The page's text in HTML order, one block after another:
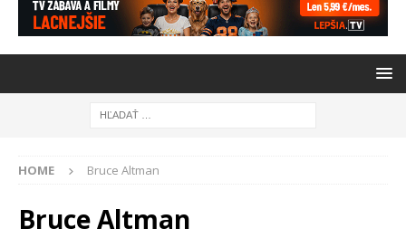
HOME Bruce Altman
Bruce Altman